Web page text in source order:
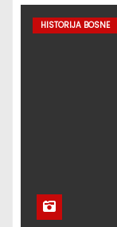
HISTORIJA BOSNE